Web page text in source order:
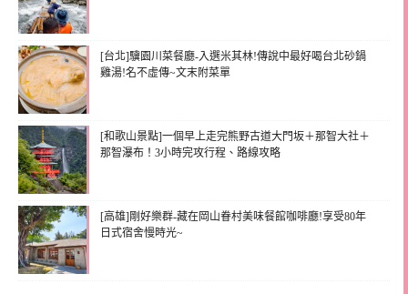
[台北]驥園川菜餐廳-入選米其林!傳說中最好喝台北砂鍋
雞湯!名不虛傳~文末附菜單
[和歌山景點]一個早上走完熊野古道大門坂＋那智大社＋
那智瀑布！3小時完攻行程、路線攻略
[高雄]剛好樂群-藏在岡山眷村美味餐館咖啡廳!享受80年
日式宿舍慢時光~